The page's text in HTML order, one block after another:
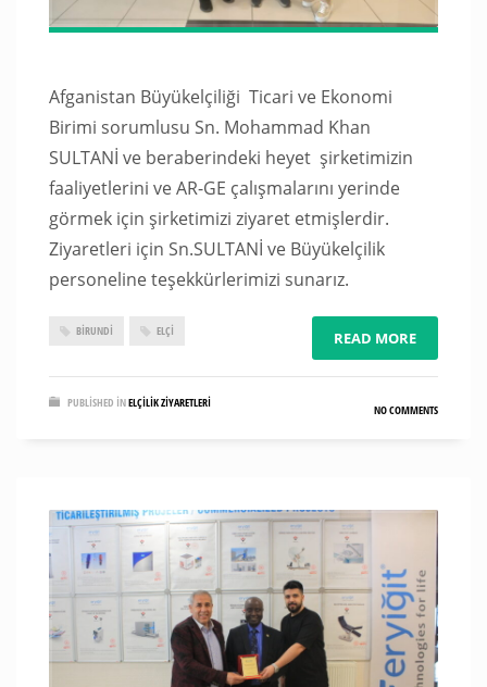
Afganistan Büyükelçiliği Ticari ve Ekonomi
Birimi sorumlusu Sn. Mohammad Khan
SULTANİ ve beraberindeki heyet şirketimizin
faaliyetlerini ve AR-GE çalışmalarını yerinde
görmek için şirketimizi ziyaret etmişlerdir.
Ziyaretleri için Sn.SULTANİ ve Büyükelçilik
personeline teşekkürlerimizi sunarız.
BİRUNDİ ELÇI READ MORE
PUBLISHED INELÇILIK ZIYARETLERI NO COMMENTS